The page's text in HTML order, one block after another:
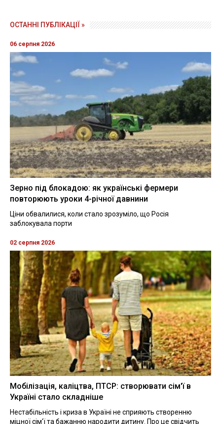
ОСТАННІ ПУБЛІКАЦІЇ »
06 серпня 2026
Зерно під блокадою: як українські фермери
повторюють уроки 4-річної давнини
Ціни обвалилися, коли стало зрозуміло, що Росія
заблокувала порти
02 серпня 2026
Мобілізація, каліцтва, ПТСР: створювати сім'ї в
Україні стало складніше
Нестабільність і криза в Україні не сприяють створенню
міцної сім'ї та бажанню народити дитину. Про це свідчить